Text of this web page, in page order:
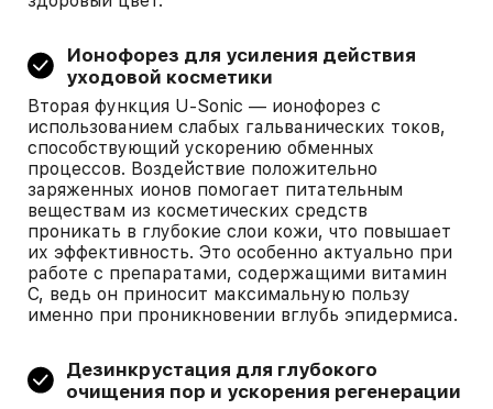
Ионофорез для усиления действия
уходовой косметики
Вторая функция U-Sonic — ионофорез с
использованием слабых гальванических токов,
способствующий ускорению обменных
процессов. Воздействие положительно
заряженных ионов помогает питательным
веществам из косметических средств
проникать в глубокие слои кожи, что повышает
их эффективность. Это особенно актуально при
работе с препаратами, содержащими витамин
С, ведь он приносит максимальную пользу
именно при проникновении вглубь эпидермиса.
Дезинкрустация для глубокого
очищения пор и ускорения регенерации